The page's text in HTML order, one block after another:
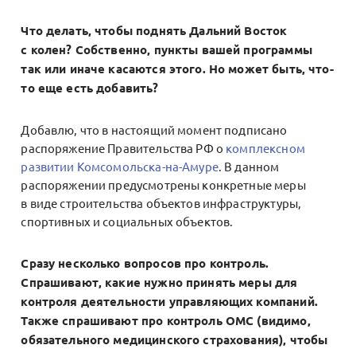
Что делать, чтобы поднять Дальний Восток
с колен? Собственно, пункты вашей программы
так или иначе касаются этого. Но может быть, что-
то еще есть добавить?
Добавлю, что в настоящий момент подписано
распоряжение Правительства РФ о комплексном
развитии Комсомольска-на-Амуре. В данном
распоряжении предусмотрены конкретные меры
в виде строительства объектов инфраструктуры,
спортивных и социальных объектов.
Сразу несколько вопросов про контроль.
Спрашивают, какие нужно принять меры для
контроля деятельности управляющих компаний.
Также спрашивают про контроль ОМС (видимо,
обязательного медицинского страхования), чтобы